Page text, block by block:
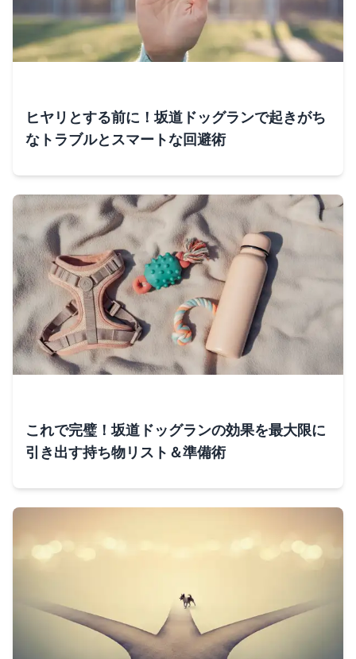
ヒヤリとする前に！坂道ドッグランで起きがち
なトラブルとスマートな回避術
これで完璧！坂道ドッグランの効果を最大限に
引き出す持ち物リスト＆準備術